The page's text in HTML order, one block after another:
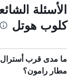
الأسئلة
كلوب هوتل
ما مدى قرب أسترال
مطار رامون؟